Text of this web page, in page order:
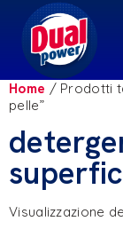
Home / Prodotti
pelle”
Visualizzazione